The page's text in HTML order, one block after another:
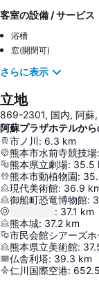
客室の設備 / サービス
浴槽
窓(開閉可)
さらに表示
立地
869-2301, 国内, 阿蘇
阿蘇プラザホテルか
市ノ川: 6.3 km
熊本市水前寺競技場:
熊本県立劇場: 35.5
熊本市動植物園:
現代美術館: 36.9
御船町恐竜博物館:
: 37.1 km
熊本城: 37.2 km
市民会館シアーズ
熊本県立美術館:
仏舎利塔: 39.3 km
仁川国際空港: 652.5